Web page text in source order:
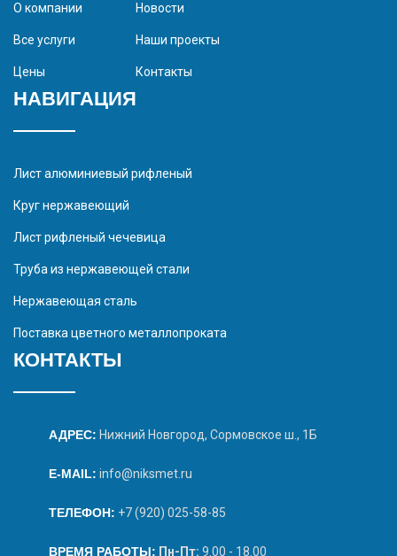
О компании
Все услуги
Цены
Новости
Наши проекты
Контакты
НАВИГАЦИЯ
Лист алюминиевый рифленый
Круг нержавеющий
Лист рифленый чечевица
Труба из нержавеющей стали
Нержавеющая сталь
Поставка цветного металлопроката
КОНТАКТЫ
АДРЕС: Нижний Новгород, Сормовское ш., 1Б
E-MAIL: info@niksmet.ru
ТЕЛЕФОН: +7 (920) 025-58-85
ВРЕМЯ РАБОТЫ: Пн-Пт: 9.00 - 18.00